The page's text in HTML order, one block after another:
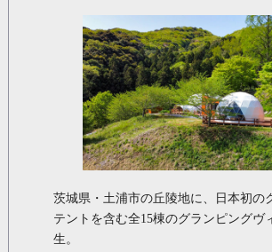
茨城県・土浦市の丘陵地に、日本初の
テントを含む全15棟のグランピングヴ
生。